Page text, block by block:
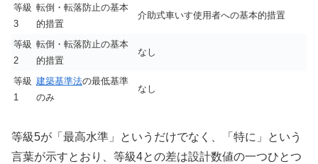
等級
3
転倒・転落防止の基本
的措置
介助式車いす使用者への基本的措置
等級
2
転倒・転落防止の基本
的措置
なし
等級
1
建築基準法の最低基準
のみ
なし
等級5が「最高水準」というだけでなく、「特に」という
言葉が示すとおり、等級4との差は設計数値の一つひとつ